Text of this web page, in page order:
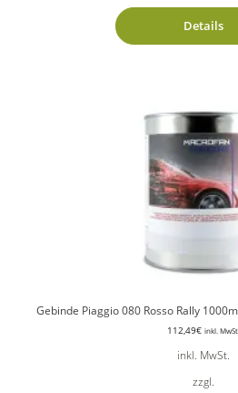
Details
Gebinde Piaggio 080 Rosso Rally
112,49€ inkl. MwSt.
inkl. MwSt.
zzgl.